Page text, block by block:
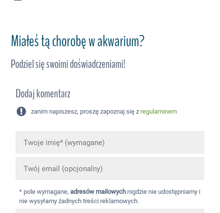
Miałeś tą chorobę w akwarium?
Podziel się swoimi doświadczeniami!
Dodaj komentarz
zanim napiszesz, proszę zapoznaj się z regulaminem
* pole wymagane,adresów mailowych nigdzie nie udostępniamy i
nie wysyłamy żadnych treści reklamowych.